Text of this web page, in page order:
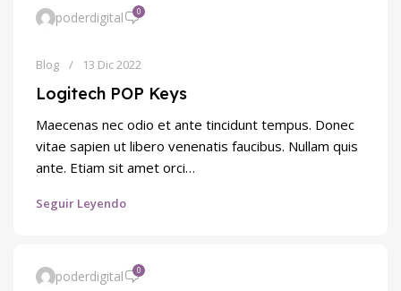
poderdigital 0
Blog 13 Dic 2022
Logitech POP Keys
Maecenas nec odio et ante tincidunt tempus. Donec
vitae sapien ut libero venenatis faucibus. Nullam quis
ante. Etiam sit amet orci…
Seguir Leyendo
poderdigital 0